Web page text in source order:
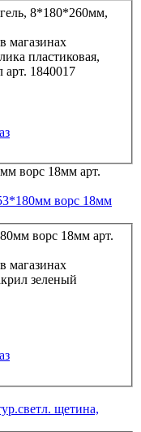
магазинах
пластиковая,
бюгель, 8*180*260мм, облегч.металл арт. 1840017
ворс 18мм
магазинах
зеленый
щетина,